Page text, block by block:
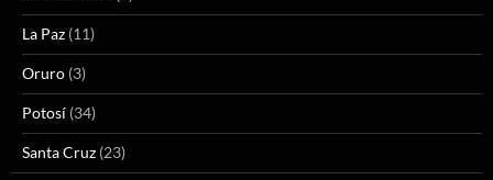
La Paz (11)
Oruro (3)
Potosí (34)
Santa Cruz (23)